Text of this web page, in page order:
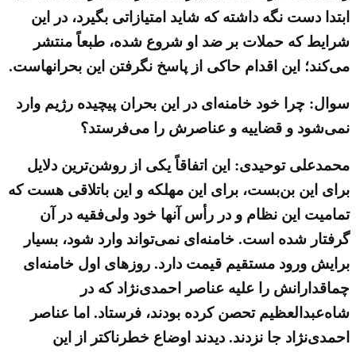
ابتدا دست نگه داشته که شاید امتیازاتی بگیرد، در این
شرایط که حملات بر ضد او شروع شده، طبعاً منتشر
می‌کند؛ این اقدام حاکی از پاسخ نگرفتن این بحرانهاست.
سوال: چرا خود خامنه‌ای در این بحران پیچیده رژیم وارد
نمی‌شود و قضاییه و عناصرش را می‌فرستد؟
محمدعلی توحیدی: این اتفاقاً یکی از روشن‌ترین دلایل
برای این بن‌بست، برای این مهلکه و این باتلاقی هست که
تمامیت این نظام و در رأس آنها خود ولی‌فقیه در آن
گرفتار شده است. خامنه‌ای نمی‌تواند وارد شود، بسیار
برایش ورود مستقیم قیمت دارد. روزهای اول خامنه‌ای
چماقدارانش را علیه عناصر احمدی‌نژاد که در
شاه‌عبدالعظیم تحصن کرده بودند، فرستاد. اما عناصر
احمدی‌نژاد جا نزدند. دیدند اوضاع خطرناکتر از این